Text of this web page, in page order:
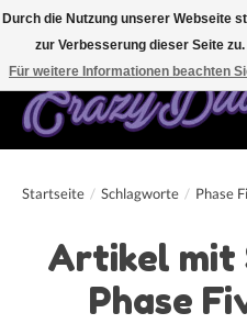
Kostenfreier Versand für Bestellungen ab
Startseite / Schlagworte / Phase
Artikel mit
Phase
Durch die Nutzung unserer Webseite
zur Verbesserung dieser Seite zu.
Für weitere Informationen beachten